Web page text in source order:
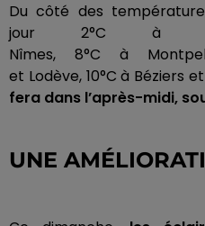
Du côté des
jour 2°C à
Nîmes, 8°C à
et Lodève, 10°C à Béziers et
fera dans l’après-midi,
UNE